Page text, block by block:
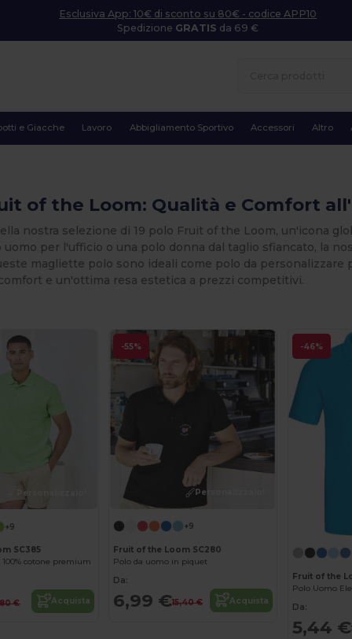
Esclusiva App: 10€ di sconto su 80€ - codice APP10
Spedizione GRATIS da 69 €
e Giacche Lavoro Abbigliamento Sportivo Accessori Altro
of the Loom: Qualità e Comfort
nostra selezione di 19 polo Fruit of the Loom, un'icona
uomo per l'ufficio o una polo donna dal taglio sfiancato, la
magliette polo sono ideali come polo da
e un'ottima resa estetica a prezzi competitivi.
Personalizzalo!
+9
SC385
cotone premium
€ Acquista
-55%
Personalizzalo!
+9
Fruit of the Loom SC280
Polo da uomo in piquet
Da:
6,99 €15,40 € Acquista
-46%
Fruit of the
Polo Uomo
Da:
5,44 €